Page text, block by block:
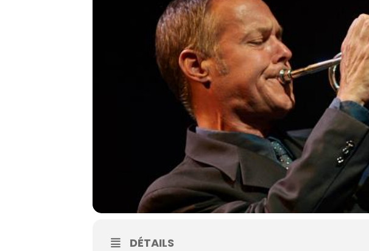
DÉTAILS